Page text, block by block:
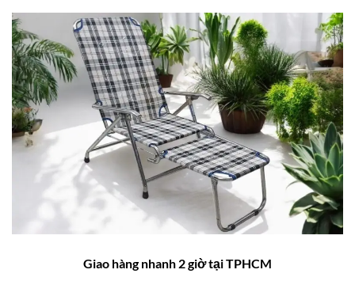
Giao hàng nhanh 2 giờ tại TPHCM